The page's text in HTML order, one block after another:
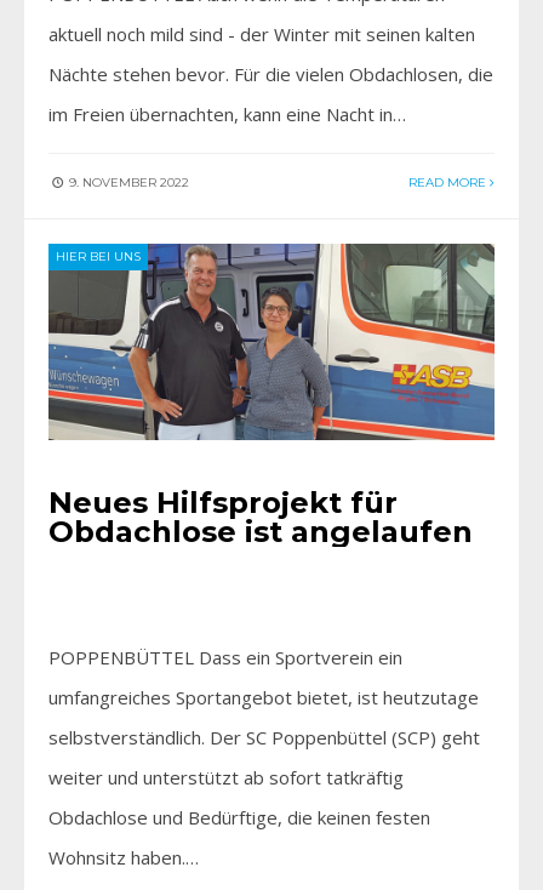
aktuell noch mild sind - der Winter mit seinen kalten
Nächte stehen bevor. Für die vielen Obdachlosen, die
im Freien übernachten, kann eine Nacht in…
9. NOVEMBER 2022 READ MORE
HIER BEI UNS
Neues Hilfsprojekt für
Obdachlose ist angelaufen
POPPENBÜTTEL Dass ein Sportverein ein
umfangreiches Sportangebot bietet, ist heutzutage
selbstverständlich. Der SC Poppenbüttel (SCP) geht
weiter und unterstützt ab sofort tatkräftig
Obdachlose und Bedürftige, die keinen festen
Wohnsitz haben.…